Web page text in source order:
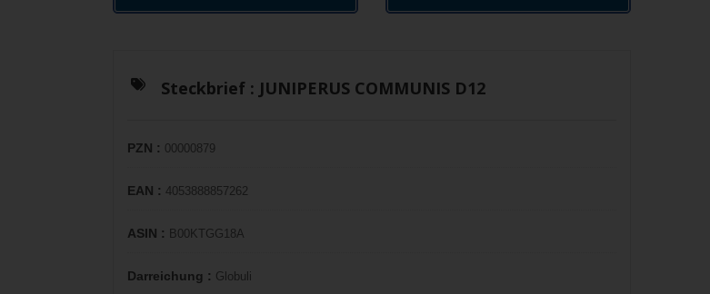
Steckbrief : JUNIPERUS COMMUNIS D12
PZN : 00000879
EAN : 4053888857262
ASIN : B00KTGG18A
Darreichung : Globuli